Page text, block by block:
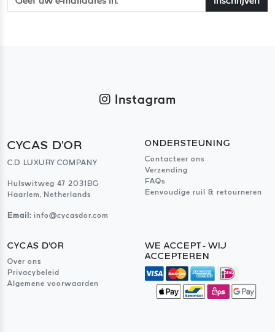
Instagram
CYCAS D'OR
C.D LUXURY COMPANY
Hulswitweg 47 2031BG
Haarlem, Netherlands
Email: info@cycasdor.com
ONDERSTEUNING
Contacteer ons
Verzending
FAQs
Eenvoudige ruil & retourneren
CYCAS D'OR
Over ons
Privacybeleid
Algemene voorwaarden
WE ACCEPT - WIJ
ACCEPTEREN